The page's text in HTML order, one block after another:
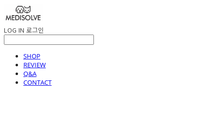
LOG IN 로그인
SHOP
REVIEW
Q&A
CONTACT